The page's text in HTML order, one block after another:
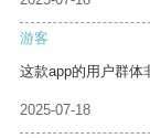
游客
这款app的用户群体
2025-07-18